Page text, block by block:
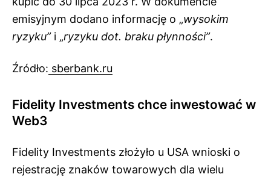
emisyjnym dodano informację o „wysokim
ryzyku”i „ryzyku dot. braku płynności”.
Źródło: sberbank.ru
Fidelity Investments chce inwestować w
Web3
Fidelity Investments złożyło u USA wnioski o
rejestrację znaków towarowych dla wielu